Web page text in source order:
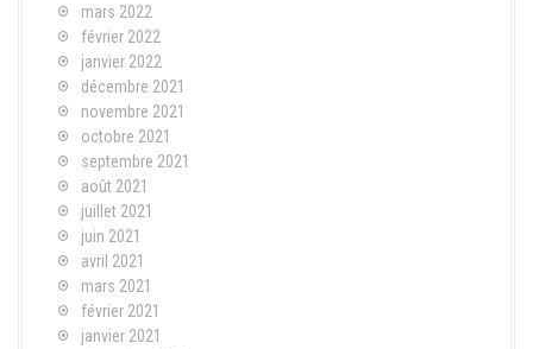
mars 2022
février 2022
janvier 2022
décembre 2021
novembre 2021
octobre 2021
septembre 2021
août 2021
juillet 2021
juin 2021
avril 2021
mars 2021
février 2021
janvier 2021